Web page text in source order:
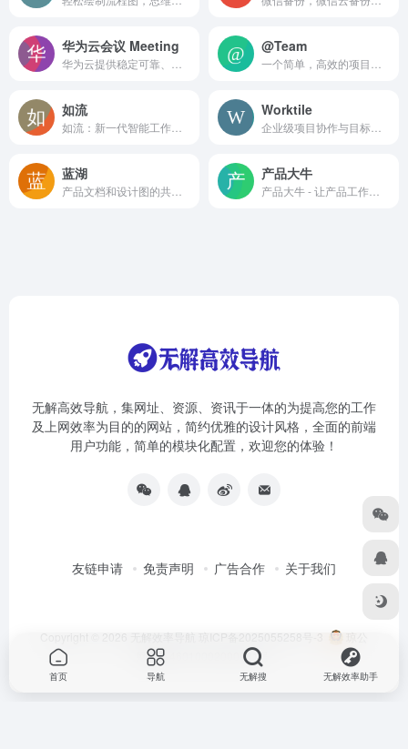
华为云会议 Meeting @Team
如流 Worktile
蓝湖 产品大牛
无解高效导航，集网址、资源、资讯于一体的为提高您的工作
及上网效率为目的的网站，简约优雅的设计风格，全面的前端
用户功能，简单的模块化配置，欢迎您的体验！
友链申请 免责声明 广告合作 关于我们
Copyright © 2026 无解效率导航 琼ICP备2025055258号-3
琼公
网安备46010002000981号
首页 导航 无解搜 无解效率助手